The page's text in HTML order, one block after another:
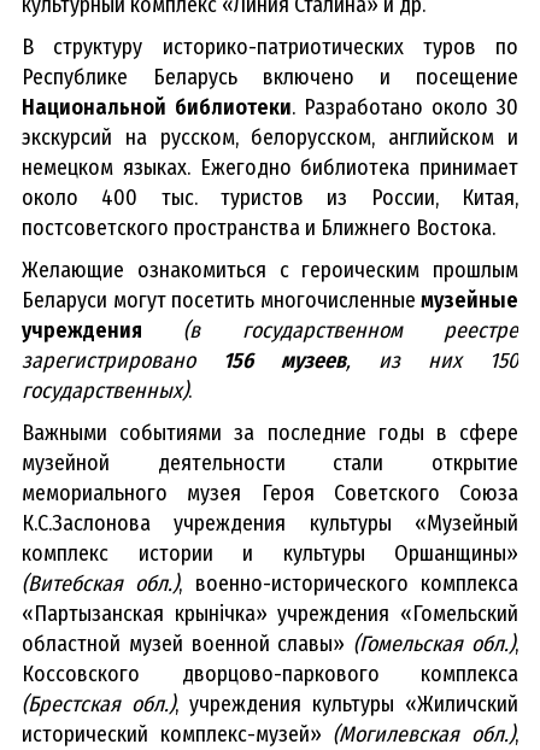
В структуру историко-патриотических туров по
Республике Беларусь включено и посещение
Национальной библиотеки. Разработано около 30
экскурсий на русском, белорусском, английском и
немецком языках. Ежегодно библиотека принимает
около 400 тыс. туристов из России, Китая,
постсоветского пространства и Ближнего Востока.
Желающие ознакомиться с героическим прошлым
Беларуси могут посетить многочисленные музейные
учреждения
(в государственном реестре
зарегистрировано 156 музеев, из них 150
государственных).
Важными событиямиза последние годы в сфере
музейной деятельности стали открытие
мемориального музея Героя Советского Союза
К.С.Заслонова учреждения культуры «Музейный
комплекс истории и культуры Оршанщины»
(Витебская обл.), военно-исторического комплекса
«Партызанская крынічка» учреждения «Гомельский
областной музей военной славы» (Гомельская обл.),
Коссовского дворцово-паркового комплекса
(Брестская обл.), учреждения культуры «Жиличский
исторический комплекс-музей» (Могилевская обл.),